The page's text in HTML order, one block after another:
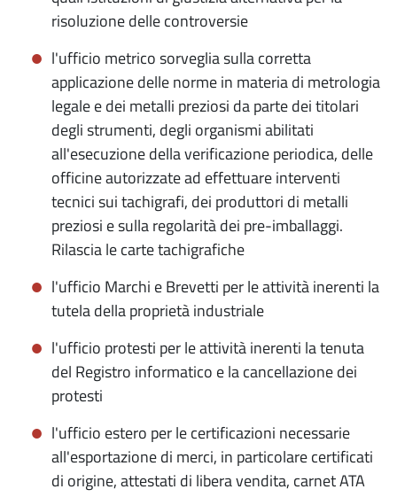
risoluzione delle controversie
l'ufficio metrico sorveglia sulla corretta
applicazione delle norme in materia di metrologia
legale e dei metalli preziosi da parte dei titolari
degli strumenti, degli organismi abilitati
all'esecuzione della verificazione periodica, delle
officine autorizzate ad effettuare interventi
tecnici sui tachigrafi, dei produttori di metalli
preziosi e sulla regolarità dei pre-imballaggi.
Rilascia le carte tachigrafiche
l'ufficio Marchi e Brevetti per le attività inerenti la
tutela della proprietà industriale
l'ufficio protesti per le attività inerenti la tenuta
del Registro informatico e la cancellazione dei
protesti
l'ufficio estero per le certificazioni necessarie
all'esportazione di merci, in particolare certificati
di origine, attestati di libera vendita, carnet ATA